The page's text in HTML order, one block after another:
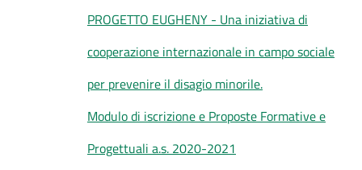
PROGETTO EUGHENY - Una iniziativa di
cooperazione internazionale in campo sociale
per prevenire il disagio minorile.
Modulo di iscrizione e Proposte Formative e
Progettuali a.s. 2020-2021